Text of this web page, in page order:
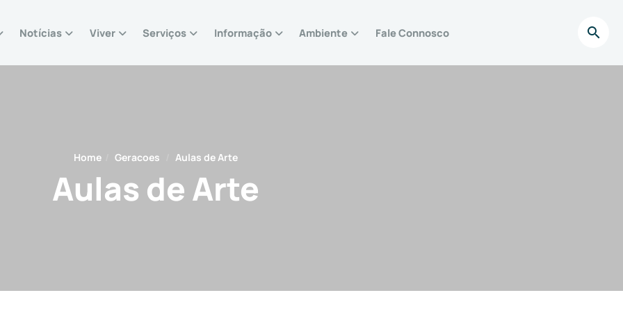
Notícias Viver Serviços Informação Ambiente Fale Connosco
Home geracoes Aulas de Arte
Aulas de Arte